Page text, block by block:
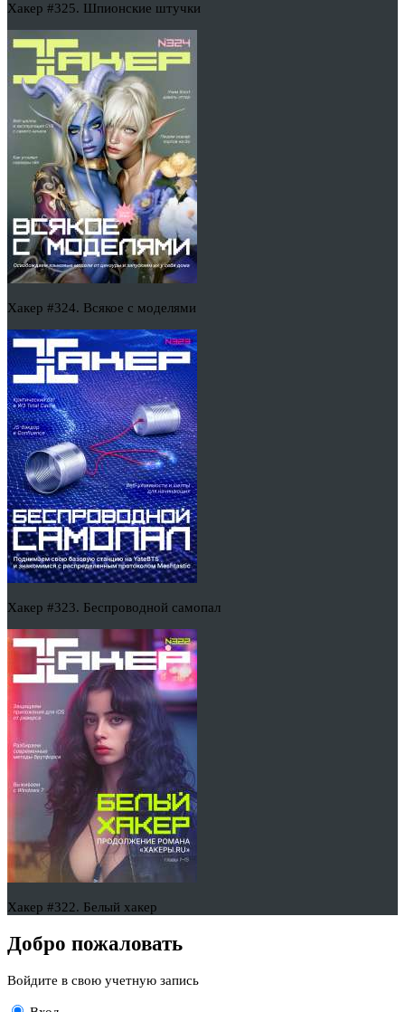
Хакер #325. Шпионские штучки
Хакер #324. Всякое с моделями
Хакер #323. Беспроводной самопал
Хакер #322. Белый хакер
Добро пожаловать
Войдите в свою учетную запись